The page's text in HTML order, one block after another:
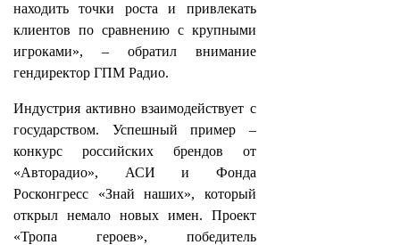
находить точки роста и привлекать
клиентов по сравнению с крупными
игроками», – обратил внимание
гендиректор ГПМ Радио.
Индустрия активно взаимодействует с
государством. Успешный пример –
конкурс российских брендов от
«Авторадио», АСИ и Фонда
Росконгресс «Знай наших», который
открыл немало новых имен. Проект
«Тропа героев», победитель